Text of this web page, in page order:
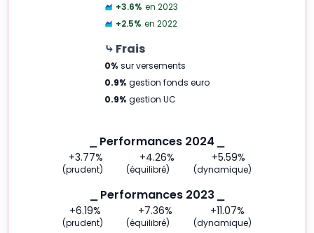
+3.6% en 2023
+2.5% en 2022
⤷ Frais
0% sur versements
0.9% gestion fonds euro
0.9% gestion UC
⎯ Performances 2024 ⎯
+3.77% +4.26% +5.59%
(prudent) (équilibré) (dynamique)
⎯ Performances 2023 ⎯
+6.19% +7.36% +11.07%
(prudent) (équilibré) (dynamique)